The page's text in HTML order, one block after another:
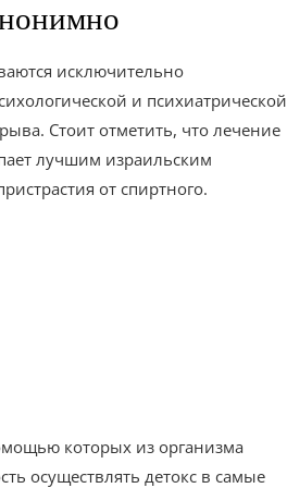
исключительно
и психиатрической
Стоит отметить, что лечение
лучшим израильским
от спиртного.
которых из организма
осуществлять детокс в самые